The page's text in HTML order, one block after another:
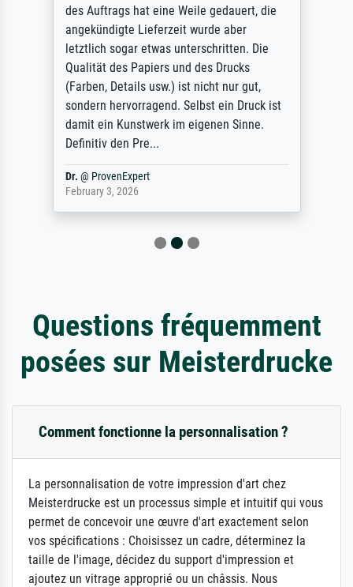
des Auftrags hat eine Weile gedauert, die
angekündigte Lieferzeit wurde aber
letztlich sogar etwas unterschritten. Die
Qualität des Papiers und des Drucks
(Farben, Details usw.) ist nicht nur gut,
sondern hervorragend. Selbst ein Druck ist
damit ein Kunstwerk im eigenen Sinne.
Definitiv den Pre...
Dr. @ ProvenExpert
February 3, 2026
Questions fréquemment
posées sur Meisterdrucke
Comment fonctionne la personnalisation ?
La personnalisation de votre impression d'art chez
Meisterdrucke est un processus simple et intuitif qui vous
permet de concevoir une œuvre d'art exactement selon
vos spécifications : Choisissez un cadre, déterminez la
taille de l'image, décidez du support d'impression et
ajoutez un vitrage approprié ou un châssis. Nous